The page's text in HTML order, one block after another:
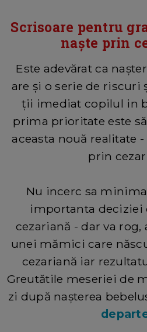
Scrisoare pentru
naște prin
Este adevărat ca
are și o serie de riscuri
ții imediat copilul in
prima prioritate este
aceasta nouă realitate -
prin
Nu incerc sa
importanta deciziei
cezariană - dar va
unei mămici care
cezariană iar
Greutătile meseriei de
zi după nașterea